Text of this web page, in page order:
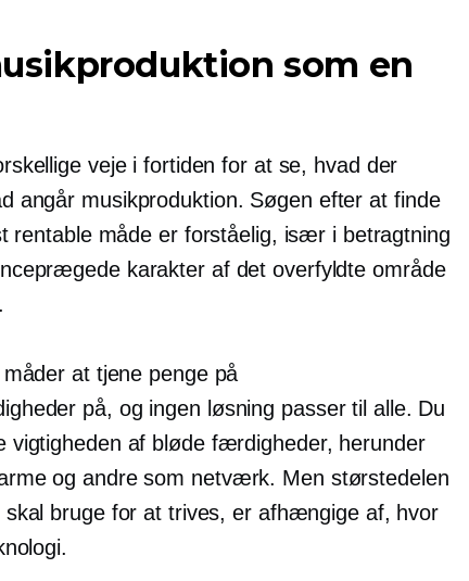
som en
veje i fortiden for at se, hvad der
angår musikproduktion. Søgen efter at finde
rentable måde er forståelig, især i betragtning
karakter af det overfyldte område
at tjene penge på
på, og ingen løsning passer til alle. Du
vigtigheden af ​​bløde færdigheder, herunder
og andre som netværk. Men størstedelen
bruge for at trives, er afhængige af, hvor